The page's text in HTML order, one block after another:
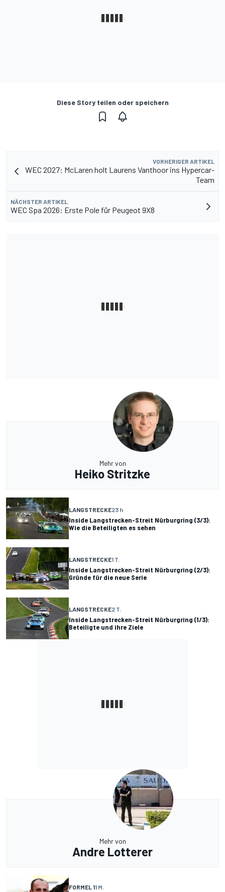
Diese Story teilen oder speichern
VORHERIGER ARTIKEL
WEC 2027: McLaren holt Laurens Vanthoor ins Hypercar-
Team
NÄCHSTER ARTIKEL
WEC Spa 2026: Erste Pole für Peugeot 9X8
Mehr von
Heiko Stritzke
LANGSTRECKE23 h
Inside Langstrecken-Streit Nürburgring (3/3):
Wie die Beteiligten es sehen
LANGSTRECKE1 T.
Inside Langstrecken-Streit Nürburgring (2/3):
Gründe für die neue Serie
LANGSTRECKE2 T.
Inside Langstrecken-Streit Nürburgring (1/3):
Beteiligte und ihre Ziele
Mehr von
Andre Lotterer
FORMEL 11 M.